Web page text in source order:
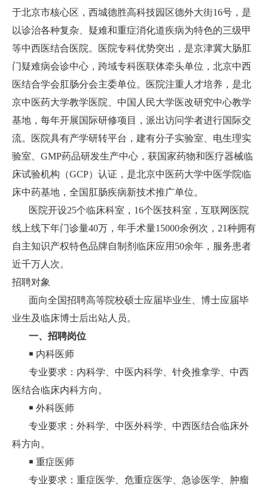
于北京市核心区，西城德胜高科技园区德外大街16号，是
以诊治各种复杂、疑难和重症消化道疾病为特色的三级甲
等中西医结合医院。医院专科优势突出，是京津冀大肠肛
门疑难病会诊中心，跨域专科医联体牵头单位，北京中西
医结合学会肛肠分会主委单位。医院注重人才培养，是北
京中医药大学教学医院、中国人民大学医改研究中心教学
基地，每年开展国际研修项目，派出访问学者进行国际交
流。医院具有产学研转平台，建有分子实验室、电生理实
验室、GMP药品研发生产中心，获国家药物和医疗器械临
床试验机构（GCP）认证，是北京中医药大学中医学院临
床中药基地，全国肛肠疾病新技术推广单位。
医院开设25个临床科室，16个医技科室，互联网医院
线上线下年门诊量40万，年手术量15000余例次，21种拥有
自主知识产权特色品牌自制剂临床应用50余年，服务患者
近千万人次。
招聘对象
面向全国招聘高等院校硕士应届毕业生、博士应届毕
业生及临床博士后出站人员。
一、招聘岗位
￭ 内科医师
专业要求：内科学、中医内科学、针灸推拿学、中西
医结合临床内科方向。
￭ 外科医师
专业要求：外科学、中医外科学、中西医结合临床外
科方向。
￭ 重症医师
专业要求：重症医学、危重症医学、急诊医学、肿瘤